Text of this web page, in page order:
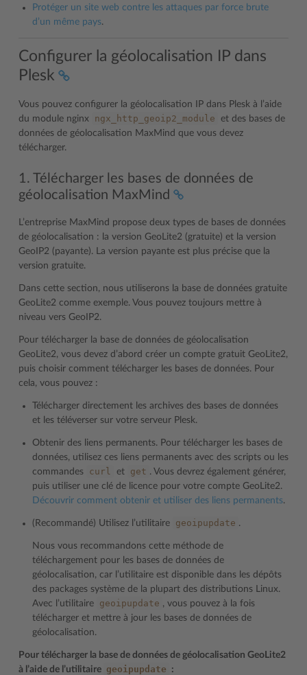
Protéger un site web contre les attaques par force brute
d’un même pays.
Configurer la géolocalisation IP dans
Plesk
Vous pouvez configurer la géolocalisation IP dans Plesk à l’aide
du module nginx
ngx_http_geoip2_module
et des bases de
données de géolocalisation MaxMind que vous devez
télécharger.
1. Télécharger les bases de données de
géolocalisation MaxMind
L’entreprise MaxMind propose deux types de bases de données
de géolocalisation : la version GeoLite2 (gratuite) et la version
GeoIP2 (payante). La version payante est plus précise que la
version gratuite.
Dans cette section, nous utiliserons la base de données gratuite
GeoLite2 comme exemple. Vous pouvez toujours mettre à
niveau vers GeoIP2.
Pour télécharger la base de données de géolocalisation
GeoLite2, vous devez d’abord créer un compte gratuit GeoLite2,
puis choisir comment télécharger les bases de données. Pour
cela, vous pouvez :
Télécharger directement les archives des bases de données
et les téléverser sur votre serveur Plesk.
Obtenir des liens permanents. Pour télécharger les bases de
données, utilisez ces liens permanents avec des scripts ou les
commandes
curl et get . Vous devrez également générer,
puis utiliser une clé de licence pour votre compte GeoLite2.
Découvrir comment obtenir et utiliser des liens permanents.
(Recommandé) Utilisez l’utilitaire geoipupdate .
Nous vous recommandons cette méthode de
téléchargement pour les bases de données de
géolocalisation, car l’utilitaire est disponible dans les dépôts
des packages système de la plupart des distributions Linux.
Avec l’utilitaire
geoipupdate , vous pouvez à la fois
télécharger et mettre à jour les bases de données de
géolocalisation.
Pour télécharger la base de données de géolocalisation GeoLite2
à l’aide de l’utilitaire geoipupdate :